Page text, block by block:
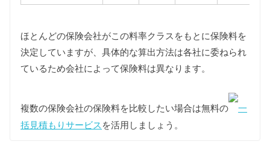
重量税は車両重量によって異なります。
AK12/BK12型マーチは500〜1000kg、BNK12型マー
チは1000〜1500kgの課税クラスに該当し、YK12型マ
ーチはグレードにより500〜1000kgと1000〜1500kg
また環境負荷の観点から新車登録後13年が経過した3
代目マーチの重量税は約40%増額され、18年以上が
ほとんどの保険会社がこの料率クラスをもとに保険料を
決定していますが、具体的な算出方法は各社に委ねられ
ているため会社によって保険料は異なります。
複数の保険会社の保険料を比較したい場合は無料の
一
括見積もりサービス を活用しましょう。